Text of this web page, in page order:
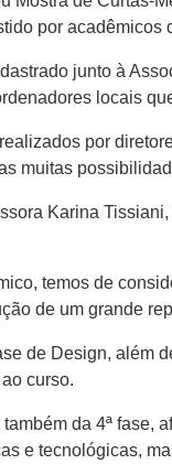
por acadêmicos
junto à
locais
por
muitas
Karina
temos de
de um grande
de Design,
curso.
da 4ª
e tecnológicas,